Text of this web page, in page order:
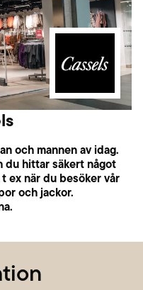
och mannen av idag.
du hittar säkert något
ex när du besöker vår
och jackor.